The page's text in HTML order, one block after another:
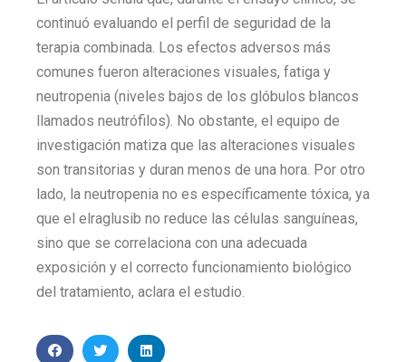
continuó evaluando el perfil de seguridad de la
terapia combinada. Los efectos adversos más
comunes fueron alteraciones visuales, fatiga y
neutropenia (niveles bajos de los glóbulos blancos
llamados neutrófilos). No obstante, el equipo de
investigación matiza que las alteraciones visuales
son transitorias y duran menos de una hora. Por otro
lado, la neutropenia no es específicamente tóxica, ya
que el elraglusib no reduce las células sanguíneas,
sino que se correlaciona con una adecuada
exposición y el correcto funcionamiento biológico
del tratamiento, aclara el estudio.